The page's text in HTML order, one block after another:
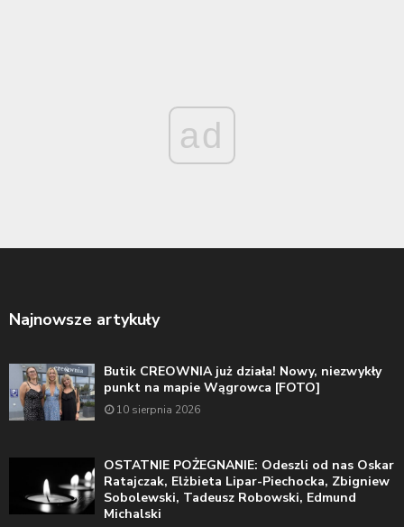
ad
Najnowsze artykuły
Butik CREOWNIA już działa! Nowy, niezwykły
punkt na mapie Wągrowca [FOTO]
10 sierpnia 2026
OSTATNIE POŻEGNANIE: Odeszli od nas Oskar
Ratajczak, Elżbieta Lipar-Piechocka, Zbigniew
Sobolewski, Tadeusz Robowski, Edmund
Michalski